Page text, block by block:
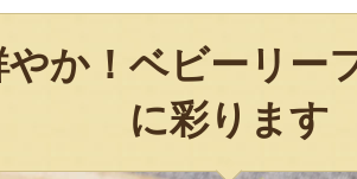
やか！ベビーリー
に彩ります